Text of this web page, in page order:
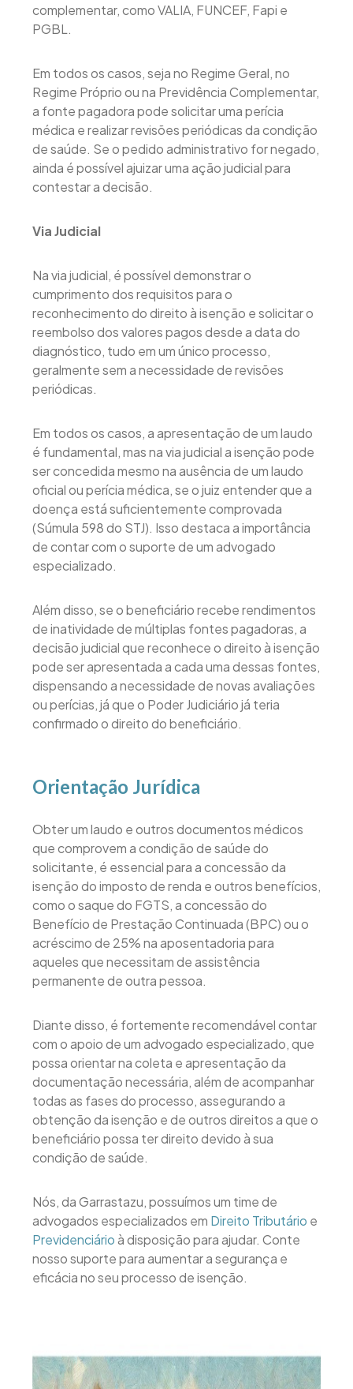
complementar, como VALIA, FUNCEF, Fapi e
PGBL.
Em todos os casos, seja no Regime Geral, no
Regime Próprio ou na Previdência Complementar,
a fonte pagadora pode solicitar uma perícia
médica e realizar revisões periódicas da condição
de saúde. Se o pedido administrativo for negado,
ainda é possível ajuizar uma ação judicial para
contestar a decisão.
Via Judicial
Na via judicial, é possível demonstrar o
cumprimento dos requisitos para o
reconhecimento do direito à isenção e solicitar o
reembolso dos valores pagos desde a data do
diagnóstico, tudo em um único processo,
geralmente sem a necessidade de revisões
periódicas.
Em todos os casos, a apresentação de um laudo
é fundamental, mas na via judicial a isenção pode
ser concedida mesmo na ausência de um laudo
oficial ou perícia médica, se o juiz entender que a
doença está suficientemente comprovada
(Súmula 598 do STJ). Isso destaca a importância
de contar com o suporte de um advogado
especializado.
Além disso, se o beneficiário recebe rendimentos
de inatividade de múltiplas fontes pagadoras, a
decisão judicial que reconhece o direito à isenção
pode ser apresentada a cada uma dessas fontes,
dispensando a necessidade de novas avaliações
ou perícias, já que o Poder Judiciário já teria
confirmado o direito do beneficiário.
Orientação Jurídica
Obter um laudo e outros documentos médicos
que comprovem a condição de saúde do
solicitante, é essencial para a concessão da
isenção do imposto de renda e outros benefícios,
como o saque do FGTS, a concessão do
Benefício de Prestação Continuada (BPC) ou o
acréscimo de 25% na aposentadoria para
aqueles que necessitam de assistência
permanente de outra pessoa.
Diante disso, é fortemente recomendável contar
com o apoio de um advogado especializado, que
possa orientar na coleta e apresentação da
documentação necessária, além de acompanhar
todas as fases do processo, assegurando a
obtenção da isenção e de outros direitos a que o
beneficiário possa ter direito devido à sua
condição de saúde.
Nós, da Garrastazu, possuímos um time de
advogados especializados em Direito Tributário e
Previdenciárioà disposição para ajudar. Conte
nosso suporte para aumentar a segurança e
eficácia no seu processo de isenção.